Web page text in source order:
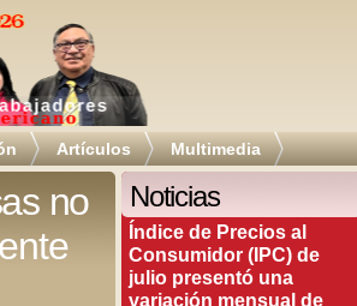
Artículos Multimedia
no
Noticias
Índice de Precios al
Consumidor (IPC) de
julio presentó una
variación mensual de